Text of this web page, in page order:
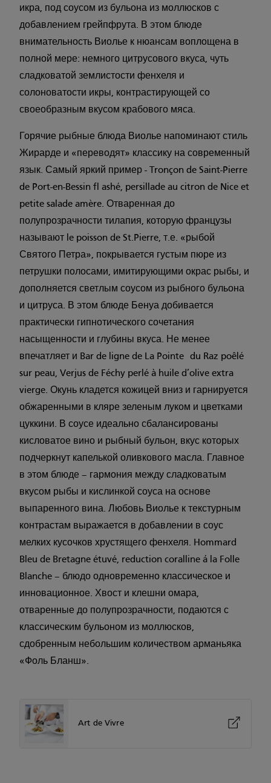
икра, под соусом из бульона из моллюсков с
добавлением грейпфрута. В этом блюде
внимательность Виолье к нюансам воплощена в
полной мере: немного цитрусового вкуса, чуть
сладковатой землистости фенхеля и
солоноватости икры, контрастирующей со
своеобразным вкусом крабового мяса.
Горячие рыбные блюда Виолье напоминают стиль
Жирарде и «переводят» классику на современный
язык. Самый яркий пример - Tronçon de Saint-Pierre
de Port-en-Bessin fl ashé, persillade au citron de Nice et
petite salade amère. Отваренная до
полупрозрачности тилапия, которую французы
называют le poisson de St.Pierre, т.е. «рыбой
Святого Петра», покрывается густым пюре из
петрушки полосами, имитирующими окрас рыбы, и
дополняется светлым соусом из рыбного бульона
и цитруса. В этом блюде Бенуа добивается
практически гипнотического сочетания
насыщенности и глубины вкуса. Не менее
впечатляет и Bar de ligne de La Pointe du Raz poêlé
sur peau, Verjus de Féchy perlé à huile d’olive extra
vierge. Окунь кладется кожицей вниз и гарнируется
обжаренными в кляре зеленым луком и цветками
цуккини. В соусе идеально сбалансированы
кисловатое вино и рыбный бульон, вкус которых
подчеркнут капелькой оливкового масла. Главное
в этом блюде – гармония между сладковатым
вкусом рыбы и кислинкой соуса на основе
выпаренного вина. Любовь Виолье к текстурным
контрастам выражается в добавлении в соус
мелких кусочков хрустящего фенхеля. Hommard
Bleu de Bretagne étuvé, reduction coralline á la Folle
Blanche – блюдо одновременно классическое и
инновационное. Хвост и клешни омара,
отваренные до полупрозрачности, подаются с
классическим бульоном из моллюсков,
сдобренным небольшим количеством арманьяка
«Фоль Бланш».
Art de Vivre